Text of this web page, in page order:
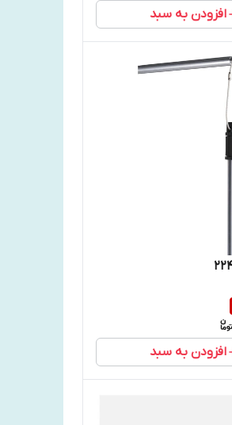
افزودن به سبد
افزودن به سبد